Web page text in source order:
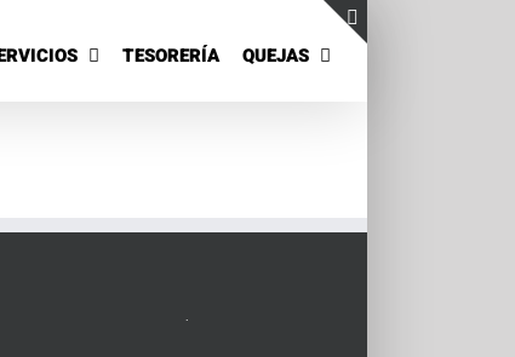
TESORERÍA QUEJAS
.